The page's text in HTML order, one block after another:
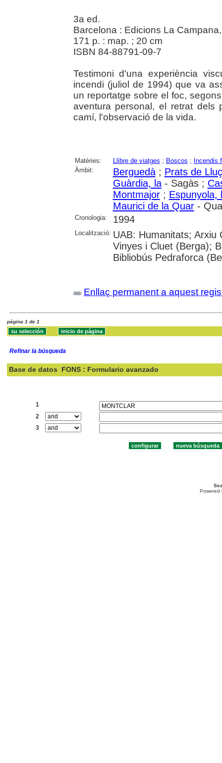
3a ed.
Barcelona : Edicions La
171 p. : map. ; 20 cm
ISBN 84-88791-09-7
Testimoni d'una experiència
incendi (juliol de 1994) que va
un reportatge sobre el foc,
aventura personal, el retrat
camí, l'observació de la vida.
Matèries: Llibre de viatges ; Boscos ; Incendis
Àmbit:
Berguedà; Prats de
Guàrdia, la- Sagàs ;
Montmajor; Espunyola,
Maurici de la Quar-
Cronologia: 1994
Localització: UAB: Humanitats; Arxiu
Vinyes i Cluet (Berga);
Bibliobús Pedraforca
Enllaç permanent a aquest
página 1 de 1
Refinar la búsqueda
Base de datos FONS : Formulario avanzado
1
2
3
Powered